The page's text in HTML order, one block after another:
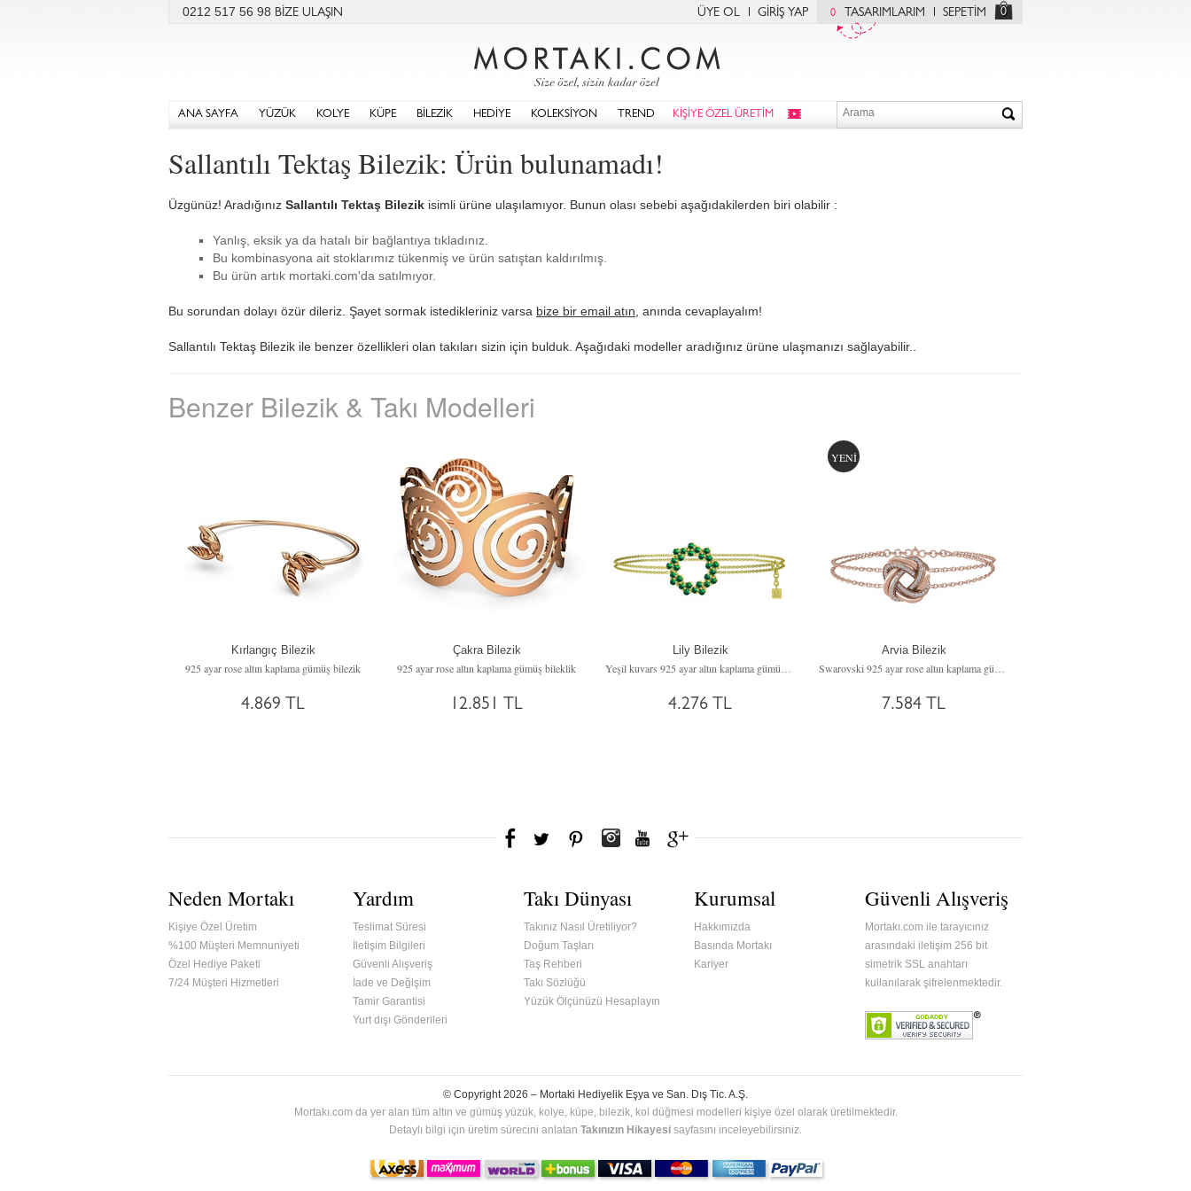
0212 517 56 98 BİZE ULAŞIN ÜYE OL GİRİŞ YAP 0 TASARIMLARIM SEPETİM 0
ANA SAYFA YÜZÜK KOLYE KÜPE BİLEZİK HEDİYE KOLEKSİYON TREND KİŞİYE ÖZEL ÜRETİM
Sallantılı Tektaş Bilezik: Ürün bulunamadı!
Üzgünüz! Aradığınız Sallantılı Tektaş Bilezik isimli ürüne ulaşılamıyor. Bunun olası sebebi aşağıdakilerden biri olabilir :
Yanlış, eksik ya da hatalı bir bağlantıya tıkladınız.
Bu kombinasyona ait stoklarımız tükenmiş ve ürün satıştan kaldırılmış.
Bu ürün artık mortaki.com'da satılmıyor.
Bu sorundan dolayı özür dileriz. Şayet sormak istedikleriniz varsa bize bir email atın , anında cevaplayalım!
Sallantılı Tektaş Bilezik ile benzer özellikleri olan takıları sizin için bulduk. Aşağıdaki modeller aradığınız ürüne ulaşmanızı sağlayabilir..
Benzer Bilezik & Takı Modelleri
Kırlangıç Bilezik
925 ayar rose altın kaplama gümüş bilezik
4.869 TL
Çakra Bilezik
925 ayar rose altın kaplama gümüş bileklik
12.851 TL
Lily Bilezik
4.276 TL
YENİ
Arvia Bilezik
7.584 TL
Neden Mortakı
Kişiye Özel Üretim
%100 Müşteri Memnuniyeti
Özel Hediye Paketi
7/24 Müşteri Hizmetleri
Yardım
Teslimat Süresi
İletişim Bilgileri
Güvenli Alışveriş
İade ve Değişim
Tamir Garantisi
Yurt dışı Gönderileri
Takı Dünyası
Takınız Nasıl Üretiliyor?
Doğum Taşları
Taş Rehberi
Takı Sözlüğü
Yüzük Ölçünüzü Hesaplayın
Kurumsal
Hakkımızda
Basında Mortakı
Kariyer
Güvenli Alışveriş
Mortakı.com ile tarayıcınız
arasındaki iletişim 256 bit
simetrik SSL anahtarı
kullanılarak şifrelenmektedir.
© Copyright 2026 – Mortaki Hediyelik Eşya ve San. Dış Tic. A.Ş.
Mortakı.com da yer alan tüm altın ve gümüş yüzük, kolye, küpe, bilezik, kol düğmesi modelleri kişiye özel olarak üretilmektedir.
Detaylı bilgi için üretim sürecini anlatan Takınızın Hikayesi sayfasını inceleyebilirsiniz.